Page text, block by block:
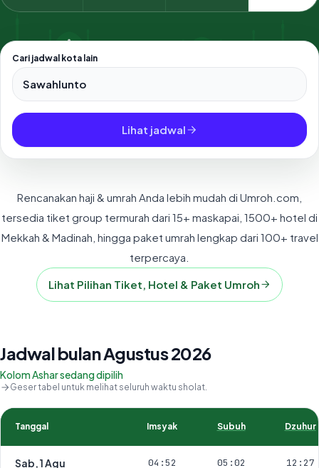
Cari jadwal kota lain
Pilih salah satu dari 500+ kota dan kabupaten di Indonesia.
Lihat jadwal
Rencanakan haji & umrah Anda lebih mudah di Umroh.com,
tersedia tiket group termurah dari 15+ maskapai, 1500+ hotel di
Mekkah & Madinah, hingga paket umrah lengkap dari 100+ travel
terpercaya.
Lihat Pilihan Tiket, Hotel & Paket Umroh
Jadwal bulan Agustus 2026
Kolom Ashar sedang dipilih
Geser tabel untuk melihat seluruh waktu sholat.
Tanggal Imsyak Subuh Dzuhur
Sab, 1 Agu 04:52 05:02 12:27